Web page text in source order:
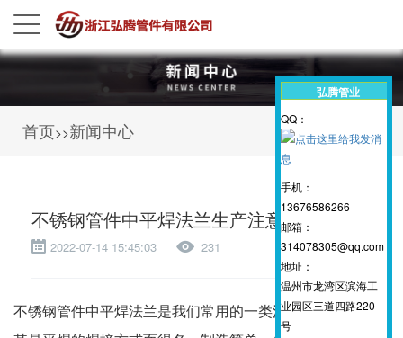
首页>>新闻中心
不锈钢管件中平焊法兰生产注意事项
2022-07-14 15:45:03 231
不锈钢管件中平焊法兰是我们常用的一类法兰类产品，因为
弘腾管业
QQ：
手机：
13676586266
邮箱：
314078305@qq.com
地址：
温州市龙湾区滨海工
业园区三道四路220
号